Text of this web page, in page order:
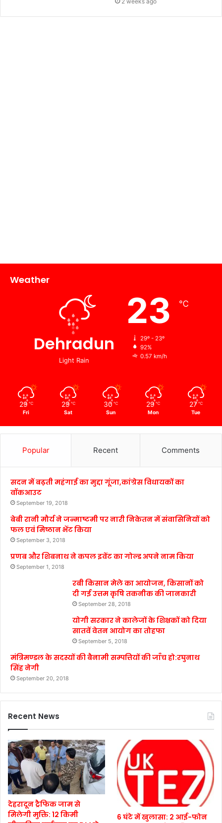
Weather
Dehradun
Light Rain
23 ℃
29º - 23º
92%
0.57 km/h
29 ℃
Fri
29 ℃
Sat
30 ℃
Sun
29 ℃
Mon
27 ℃
Tue
Popular Recent Comments
सदन में बढ़ती महंगाई का मुद्दा गूंजा,कांग्रेस विधायकों का
वॉकआउट
September 19, 2018
बेबी रानी मौर्य ने जन्माष्टमी पर नारी निकेतन में संवासिनियों को
फल एवं मिष्ठान भेंट किया
September 3, 2018
प्रणब और शिबनाथ ने कपल इवेंट का गोल्ड अपने नाम किया
September 1, 2018
रबी किसान मेले का आयोजन, किसानों को
दी गई उत्तम कृषि तकनीक की जानकारी
September 28, 2018
योगी सरकार ने कालेजों के शिक्षकों को दिया
सातवें वेतन आयोग का तोहफा
September 5, 2018
मंत्रिमण्डल के सदस्यों की बैनामी सम्पत्तियों की जाँच हो:रघुनाथ
सिंह नेगी
September 20, 2018
Recent News
देहरादून ट्रैफिक जाम से
मिलेगी मुक्ति: 12 किमी
6 घंटे में खुलासा: 2 आई-फोन